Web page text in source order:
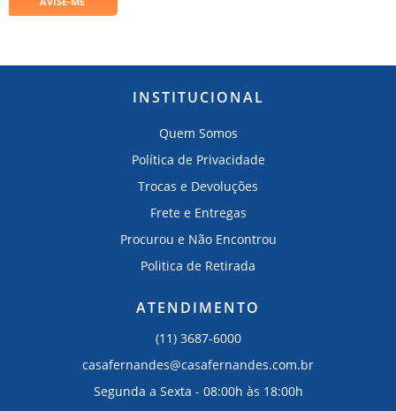
INSTITUCIONAL
Quem Somos
Política de Privacidade
Trocas e Devoluções
Frete e Entregas
Procurou e Não Encontrou
Politica de Retirada
ATENDIMENTO
(11) 3687-6000
casafernandes@casafernandes.com.br
Segunda a Sexta - 08:00h às 18:00h